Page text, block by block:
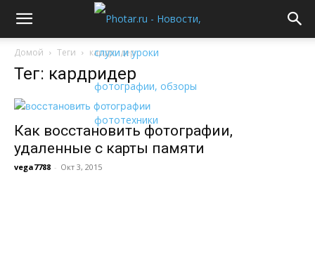
Домой Теги кардридер
Тег: кардридер
Как восстановить фотографии,
удаленные с карты памяти
vega7788 - Окт 3, 2015